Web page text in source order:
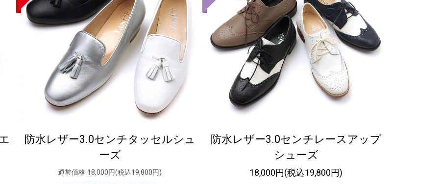
防水レザー3.0センチタッセルシュ
ーズ
通常価格 18,000円(税込19,800円)
防水レザー3.0センチレースアップ
シューズ
18,000円(税込19,800円)